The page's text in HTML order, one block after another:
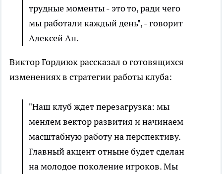
трудные моменты - это то, ради чего
мы работали каждый день", - говорит
Алексей Ан.
Виктор Гордиюк рассказал о готовящихся
изменениях в стратегии работы клуба:
"Наш клуб ждет перезагрузка: мы
меняем вектор развития и начинаем
масштабную работу на перспективу.
Главный акцент отныне будет сделан
на молодое поколение игроков. Мы